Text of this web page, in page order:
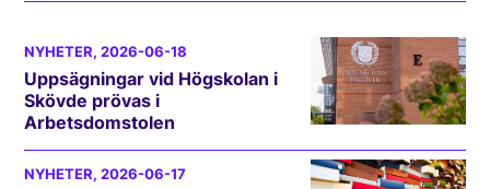
NYHETER, 2026-06-18
Uppsägningar vid Högskolan i
Skövde prövas i
Arbetsdomstolen
NYHETER, 2026-06-17